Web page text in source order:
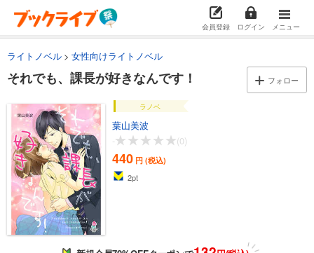
会員登録 ログイン メニュー
ライトノベル 女性向けライトノベル
それでも、課長が好きなんです！ フォロー
ラノベ
葉山美波
-
(0)
440 円 (税込)
2pt